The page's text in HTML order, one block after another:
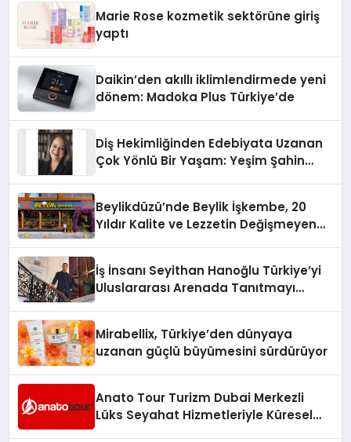
Marie Rose kozmetik sektörüne giriş
yaptı
Daikin’den akıllı iklimlendirmede yeni
dönem: Madoka Plus Türkiye’de
Diş Hekimliğinden Edebiyata Uzanan
Çok Yönlü Bir Yaşam: Yeşim Şahin
Beylikdüzü’nde Beylik İşkembe, 20
Yıldır Kalite ve Lezzetin Değişmeyen
İş İnsanı Seyithan Hanoğlu Türkiye’yi
Uluslararası Arenada Tanıtmayı
Mirabellix, Türkiye’den dünyaya
uzanan güçlü büyümesini sürdürüyor
Anato Tour Turizm Dubai Merkezli
Lüks Seyahat Hizmetleriyle Küresel